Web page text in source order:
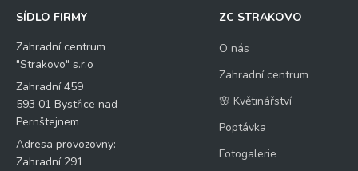
SÍDLO FIRMY
Zahradní centrum
"Strakovo" s.r.o
Zahradní 459
593 01 Bystřice nad
Pernštejnem
Adresa provozovny:
Zahradní 291
ZC STRAKOVO
O nás
Zahradní centrum
🌸 Květinářství
Poptávka
Fotogalerie